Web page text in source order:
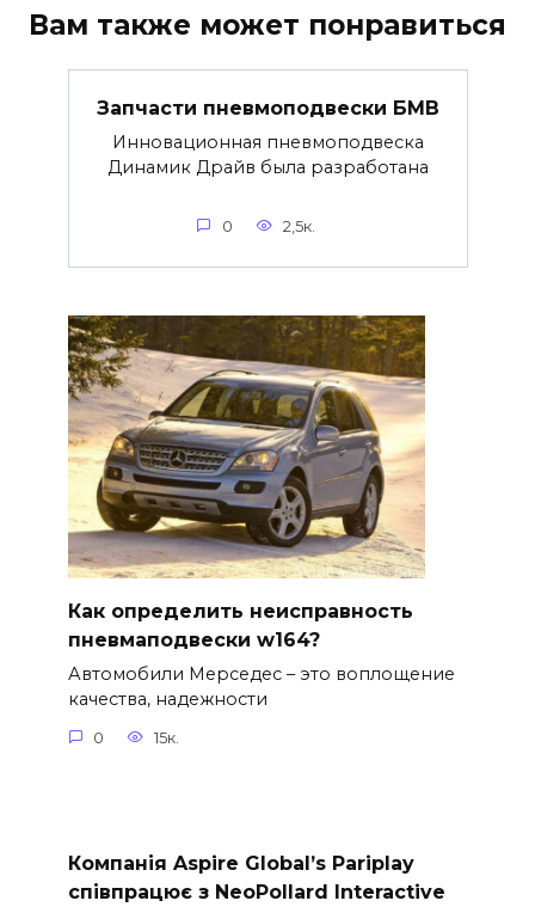
Вам также может понравиться
Запчасти пневмоподвески БМВ
Инновационная пневмоподвеска
Динамик Драйв была разработана
0 2,5к.
Как определить неисправность
пневмаподвески w164?
Автомобили Мерседес – это воплощение
качества, надежности
0 15к.
Компанія Aspire Global’s Pariplay
співпрацює з NeoPollard Interactive